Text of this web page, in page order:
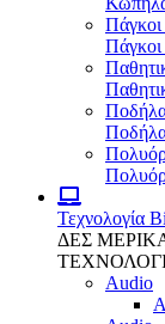
Πάγκοι
Πάγκοι
Τεχνολογία
ΔΕΣ
Audio